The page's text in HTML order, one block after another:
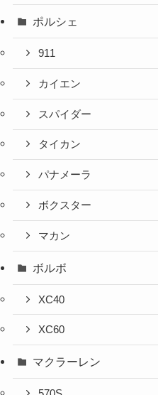
ポルシェ
911
カイエン
スパイダー
タイカン
パナメーラ
ボクスター
マカン
ボルボ
XC40
XC60
マクラーレン